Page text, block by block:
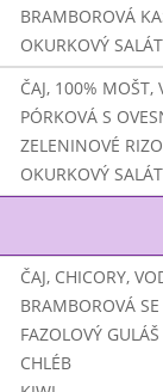
BRAMBOROVÁ
OKURKOVÝ SALÁT
ČAJ, 100% MOŠT,
PÓRKOVÁ S
ZELENINOVÉ
OKURKOVÝ SALÁT
ČAJ, CHICORY,
BRAMBOROVÁ
FAZOLOVÝ
CHLÉB